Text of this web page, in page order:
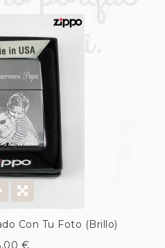
Con Tu Foto (Brillo)
€